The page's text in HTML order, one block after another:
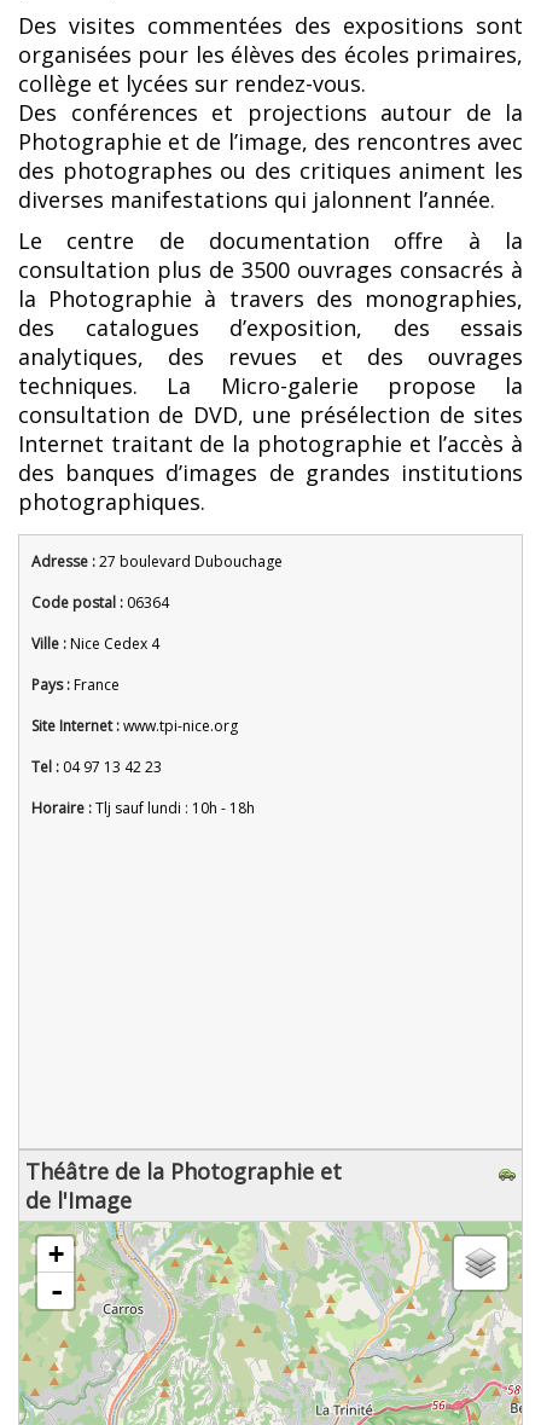
Des visites commentées des expositions sont
organisées pour les élèves des écoles primaires,
collège et lycées sur rendez-vous.
Des conférences et projections autour de la
Photographie et de l’image, des rencontres avec
des photographes ou des critiques animent les
diverses manifestations qui jalonnent l’année.
Le centre de documentation offre à la
consultation plus de 3500 ouvrages consacrés à
la Photographie à travers des monographies,
des catalogues d’exposition, des essais
analytiques, des revues et des ouvrages
techniques. La Micro-galerie propose la
consultation de DVD, une présélection de sites
Internet traitant de la photographie et l’accès à
des banques d’images de grandes institutions
photographiques.
Adresse :27 boulevard Dubouchage
Code postal : 06364
Ville :Nice Cedex 4
Pays :France
Site Internet :www.tpi-nice.org
Tel : 04 97 13 42 23
Horaire :Tlj sauf lundi : 10h - 18h
Théâtre de la Photographie et
de l'Image
chargement de la carte - veuillez patienter...
+
-